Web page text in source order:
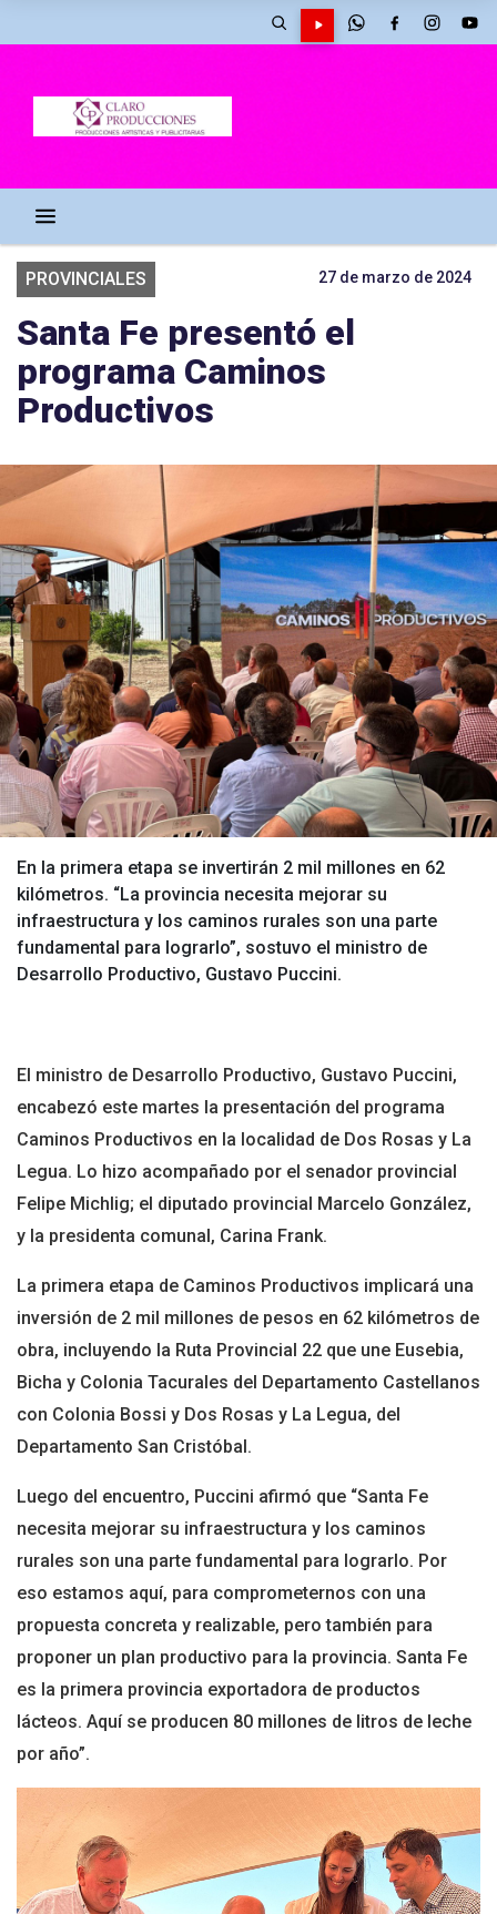
PROVINCIALES 27 de marzo de 2024
Santa Fe presentó el
programa Caminos
Productivos
En la primera etapa se invertirán 2 mil millones en 62
kilómetros. “La provincia necesita mejorar su
infraestructura y los caminos rurales son una parte
fundamental para lograrlo”, sostuvo el ministro de
Desarrollo Productivo, Gustavo Puccini.
El ministro de Desarrollo Productivo, Gustavo Puccini,
encabezó este martes la presentación del programa
Caminos Productivos en la localidad de Dos Rosas y La
Legua. Lo hizo acompañado por el senador provincial
Felipe Michlig; el diputado provincial Marcelo González,
y la presidenta comunal, Carina Frank.
La primera etapa de Caminos Productivos implicará una
inversión de 2 mil millones de pesos en 62 kilómetros de
obra, incluyendo la Ruta Provincial 22 que une Eusebia,
Bicha y Colonia Tacurales del Departamento Castellanos
con Colonia Bossi y Dos Rosas y La Legua, del
Departamento San Cristóbal.
Luego del encuentro, Puccini afirmó que “Santa Fe
necesita mejorar su infraestructura y los caminos
rurales son una parte fundamental para lograrlo. Por
eso estamos aquí, para comprometernos con una
propuesta concreta y realizable, pero también para
proponer un plan productivo para la provincia. Santa Fe
es la primera provincia exportadora de productos
lácteos. Aquí se producen 80 millones de litros de leche
por año”.